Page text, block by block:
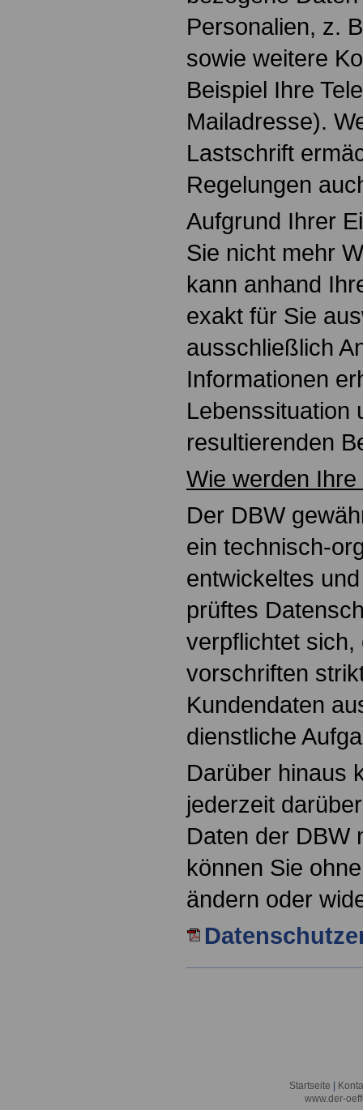
Personalien, z.
sowie weitere
Beispiel Ihre
Mailadresse).
Lastschrift
Regelungen
Aufgrund Ihrer
Sie nicht mehr
kann anhand
exakt für Sie
ausschließlich
Informationen
Lebens­situation
resultierenden
Wie werden
Der DBW
ein technisch-
entwickeltes
prüftes
verpflichtet
vorschriften
Kunden­daten
dienstliche
Darüber hinaus
jederzeit
Daten der DBW
können Sie
ändern oder
Startseite
www.der-